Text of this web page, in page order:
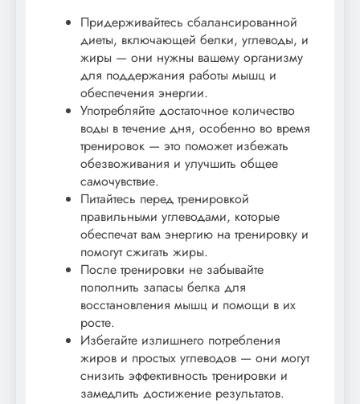
Придерживайтесь сбалансированной
диеты, включающей белки, углеводы, и
жиры — они нужны вашему организму
для поддержания работы мышц и
обеспечения энергии.
Употребляйте достаточное количество
воды в течение дня, особенно во время
тренировок — это поможет избежать
обезвоживания и улучшить общее
самочувствие.
Питайтесь перед тренировкой
правильными углеводами, которые
обеспечат вам энергию на тренировку и
помогут сжигать жиры.
После тренировки не забывайте
пополнить запасы белка для
восстановления мышц и помощи в их
росте.
Избегайте излишнего потребления
жиров и простых углеводов — они могут
снизить эффективность тренировки и
замедлить достижение результатов.